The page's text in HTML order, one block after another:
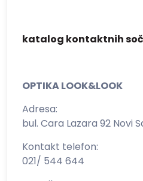
katalog kontaktnih
OPTIKA LOOK&LOOK
Adresa:
bul. Cara Lazara 92 Novi
Kontakt telefon:
021/ 544 644